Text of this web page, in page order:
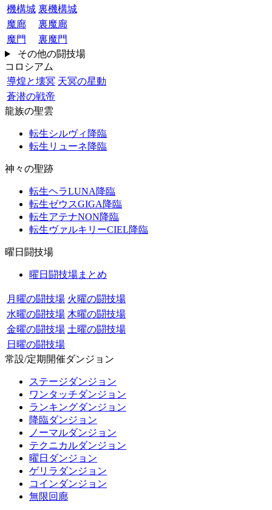
機構城 裏機構城
魔廊
裏魔廊
魔門
裏魔門
その他の闘技場
コロシアム
導煌と壊冥 天冥の星動
蒼潜の戦帝
龍族の聖雲
転生シルヴィ降臨
転生リューネ降臨
神々の聖跡
転生ヘラLUNA降臨
転生ゼウスGIGA降臨
転生アテナNON降臨
転生ヴァルキリーCIEL降臨
曜日闘技場
曜日闘技場まとめ
月曜の闘技場 火曜の闘技場
水曜の闘技場 木曜の闘技場
金曜の闘技場 土曜の闘技場
日曜の闘技場
常設/定期開催ダンジョン
ステージダンジョン
ワンタッチダンジョン
ランキングダンジョン
降臨ダンジョン
ノーマルダンジョン
テクニカルダンジョン
曜日ダンジョン
ゲリラダンジョン
コインダンジョン
無限回廊